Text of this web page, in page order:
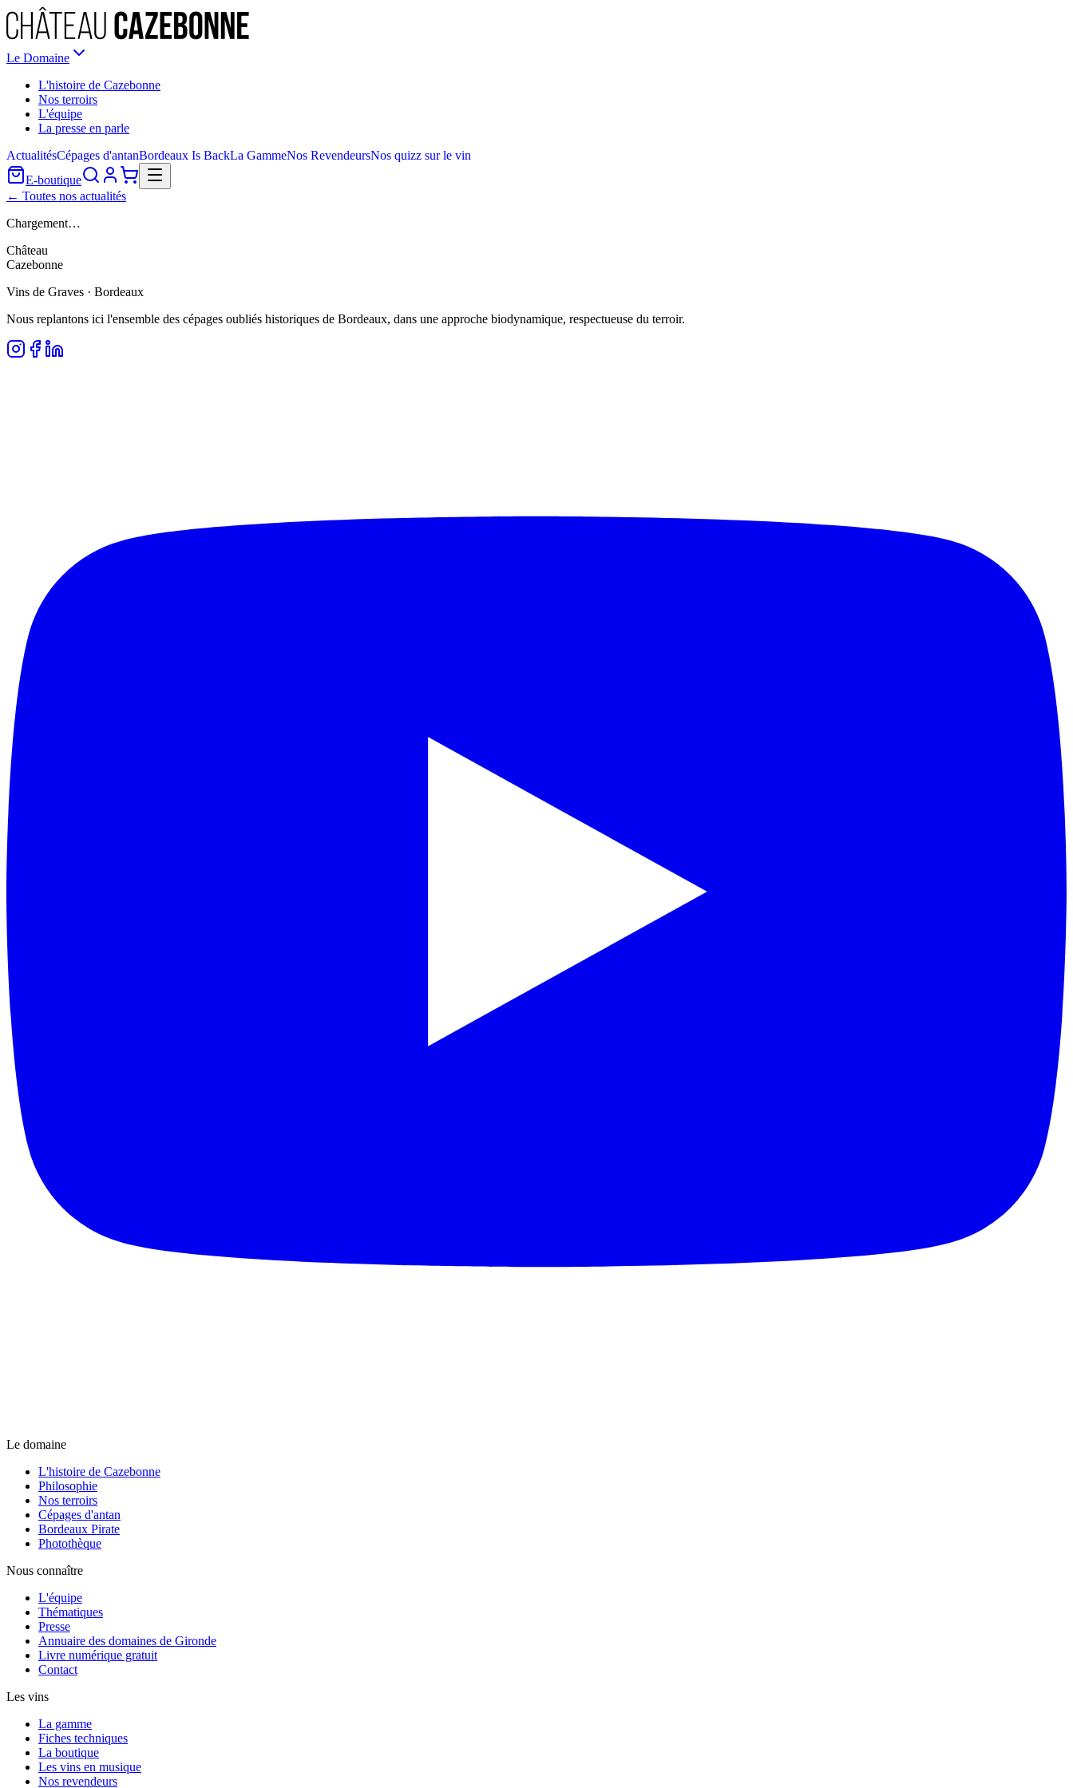
Le Domaine
L'histoire de Cazebonne
Nos terroirs
L'équipe
La presse en parle
ActualitésCépages d'antanBordeaux Is BackLa GammeNos RevendeursNos quizz sur le vin
E-boutique
← Toutes nos actualités
Chargement…
Château
Cazebonne
Vins de Graves · Bordeaux
Nous replantons ici l'ensemble des cépages oubliés historiques de Bordeaux, dans une approche biodynamique, respectueuse du terroir.
Le domaine
L'histoire de Cazebonne
Philosophie
Nos terroirs
Cépages d'antan
Bordeaux Pirate
Photothèque
Nous connaître
L'équipe
Thématiques
Presse
Annuaire des domaines de Gironde
Livre numérique gratuit
Contact
Les vins
La gamme
Fiches techniques
La boutique
Les vins en musique
Nos revendeurs